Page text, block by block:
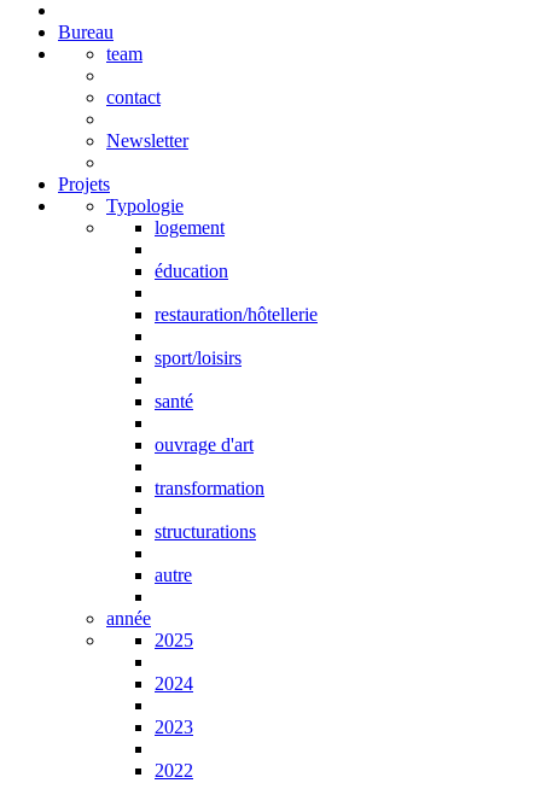
Bureau
team
contact
Newsletter
Projets
Typologie
logement
éducation
restauration/hôtellerie
sport/loisirs
santé
ouvrage d'art
transformation
structurations
autre
année
2025
2024
2023
2022